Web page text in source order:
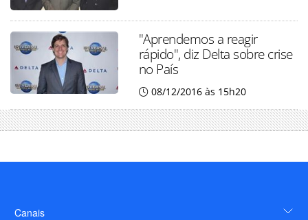
"Aprendemos a reagir
rápido", diz Delta sobre crise
no País
08/12/2016 às 15h20
Canais